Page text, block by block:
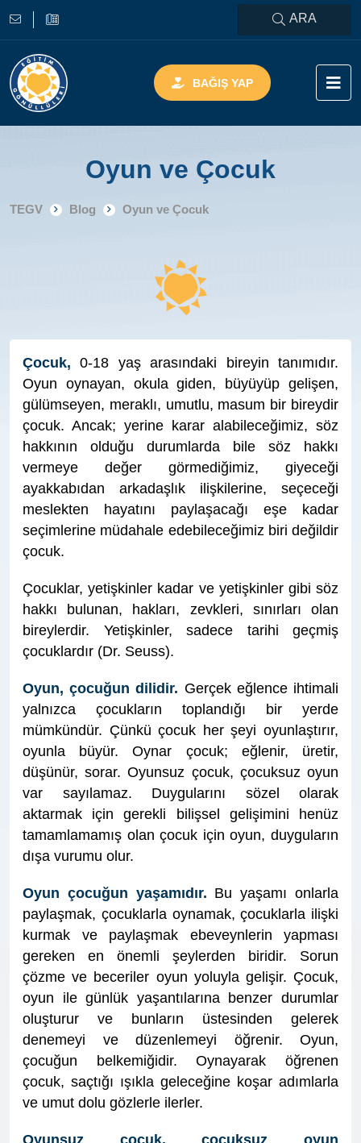
ARA
BAĞIŞ YAP
Oyun ve Çocuk
TEGV Blog Oyun ve Çocuk
Çocuk,0-18 yaş arasındaki bireyin tanımıdır.
Oyun oynayan, okula giden, büyüyüp gelişen,
gülümseyen, meraklı, umutlu, masum bir bireydir
çocuk. Ancak; yerine karar alabileceğimiz, söz
hakkının olduğu durumlarda bile söz hakkı
vermeye değer görmediğimiz, giyeceği
ayakkabıdan arkadaşlık ilişkilerine, seçeceği
meslekten hayatını paylaşacağı eşe kadar
seçimlerine müdahale edebileceğimiz biri değildir
çocuk.
Çocuklar, yetişkinler kadar ve yetişkinler gibi söz
hakkı bulunan, hakları, zevkleri, sınırları olan
bireylerdir. Yetişkinler, sadece tarihi geçmiş
çocuklardır (Dr. Seuss).
Oyun, çocuğun dilidir. Gerçek eğlence ihtimali
yalnızca çocukların toplandığı bir yerde
mümkündür. Çünkü çocuk her şeyi oyunlaştırır,
oyunla büyür. Oynar çocuk; eğlenir, üretir,
düşünür, sorar. Oyunsuz çocuk, çocuksuz oyun
var sayılamaz. Duygularını sözel olarak
aktarmak için gerekli bilişsel gelişimini henüz
tamamlamamış olan çocuk için oyun, duyguların
dışa vurumu olur.
Oyun çocuğun yaşamıdır. Bu yaşamı onlarla
paylaşmak, çocuklarla oynamak, çocuklarla ilişki
kurmak ve paylaşmak ebeveynlerin yapması
gereken en önemli şeylerden biridir. Sorun
çözme ve beceriler oyun yoluyla gelişir. Çocuk,
oyun ile günlük yaşantılarına benzer durumlar
oluşturur ve bunların üstesinden gelerek
denemeyi ve düzenlemeyi öğrenir. Oyun,
çocuğun belkemiğidir. Oynayarak öğrenen
çocuk, saçtığı ışıkla geleceğine koşar adımlarla
ve umut dolu gözlerle ilerler.
Oyunsuz çocuk, çocuksuz oyun